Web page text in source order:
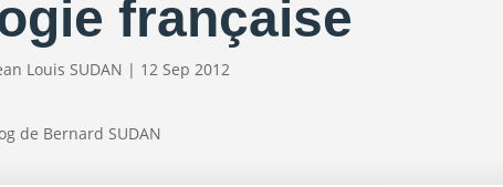
française
Louis SUDAN | 12 Sep 2012
de Bernard SUDAN